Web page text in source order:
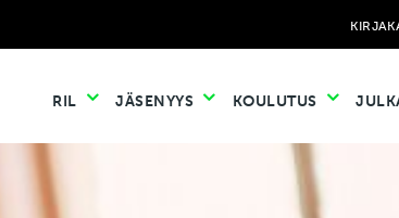
RIL JÄSENYYS KOULUTUS